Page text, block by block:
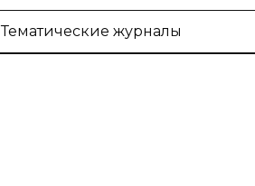
Тематические журналы